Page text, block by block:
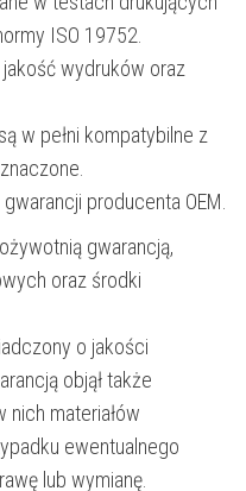
ISO 19752.
wydruków oraz
w pełni kompatybilne z
producenta OEM.
gwarancją,
oraz środki
o jakości
objął także
nich materiałów
ewentualnego
lub wymianę.